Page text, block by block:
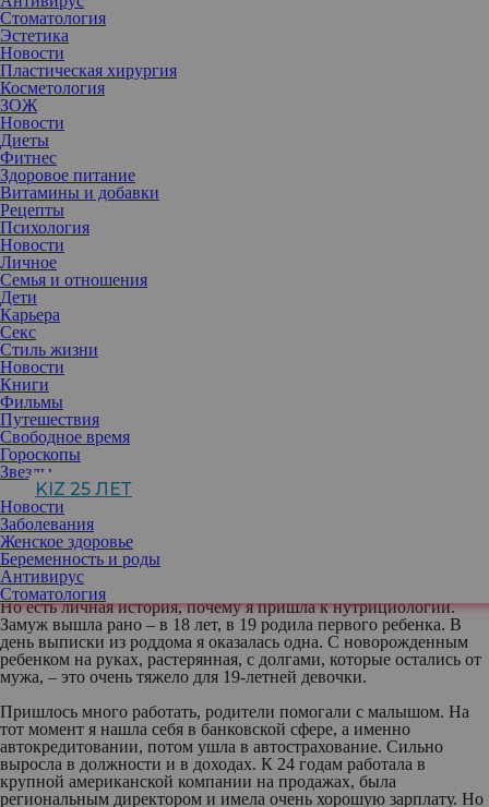
Стоматология
Эстетика
Новости
Пластическая хирургия
Косметология
ЗОЖ
Новости
Диеты
Фитнес
Здоровое питание
Витамины и добавки
Рецепты
Психология
Новости
Личное
Семья и отношения
Дети
Карьера
Секс
Стиль жизни
Новости
Книги
Фильмы
Путешествия
Свободное время
Гороскопы
Звезды
KIZ 25 ЛЕТ
Новости
Заболевания
Женское здоровье
Беременность и роды
Антивирус
Стоматология
Сегодня вы признаны, когда успешны. Отсюда возникает
стремление добиваться все новых и новых высот. Hо подобная
гонка может обойтись очень дорого. Своей историей с нами
поделиласьИоланта Лангауэр
специалист по модификации жизни, член Национального
общества Диетологов, член Российского союза нутрициологов.
Я не собиралась быть нутрициологом – поменяла профессию в
30 лет. Сегодня подобное уже никого не удивляет, это норма –
переходить из одной сферы деятельности в другую, и даже не
один раз.
Но есть личная история, почему я пришла к нутрициологии.
Замуж вышла рано – в 18 лет, в 19 родила первого ребенка. В
день выписки из роддома я оказалась одна. С новорожденным
ребенком на руках, растерянная, с долгами, которые остались от
мужа, – это очень тяжело для 19-летней девочки.
Пришлось много работать, родители помогали с малышом. На
тот момент я нашла себя в банковской сфере, а именно
автокредитовании, потом ушла в автострахование. Сильно
выросла в должности и в доходах. К 24 годам работала в
крупной американской компании на продажах, была
региональным директором и имела очень хорошую зарплату. Но